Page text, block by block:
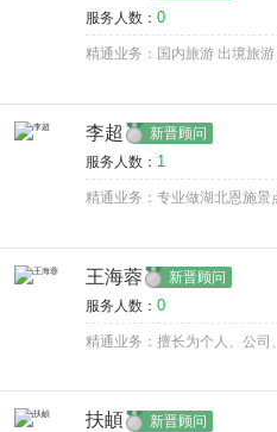
服务人数： 0
精通业务：国内旅游 出境旅
李超 新晋顾问
服务人数： 1
精通业务：专业做湖北恩施
王海蓉 新晋顾问
服务人数： 0
精通业务：擅长为个人、公
扶頔 新晋顾问